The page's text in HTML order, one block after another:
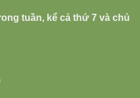
tuần, kể cả thứ 7 và chủ